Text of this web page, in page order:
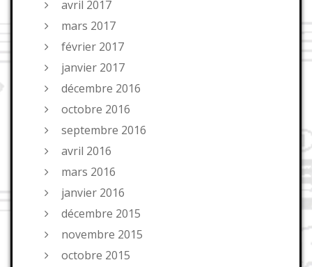
avril 2017
mars 2017
février 2017
janvier 2017
décembre 2016
octobre 2016
septembre 2016
avril 2016
mars 2016
janvier 2016
décembre 2015
novembre 2015
octobre 2015